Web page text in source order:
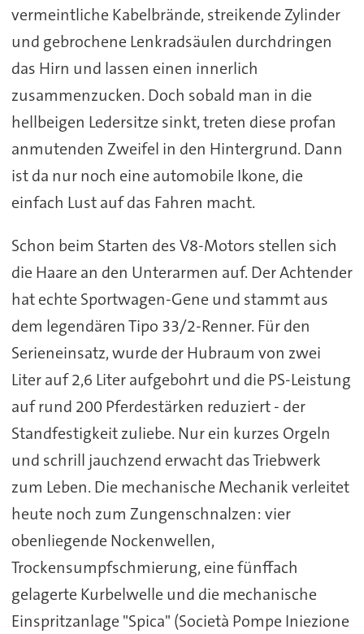
vermeintliche Kabelbrände, streikende Zylinder
und gebrochene Lenkradsäulen durchdringen
das Hirn und lassen einen innerlich
zusammenzucken. Doch sobald man in die
hellbeigen Ledersitze sinkt, treten diese profan
anmutenden Zweifel in den Hintergrund. Dann
ist da nur noch eine automobile Ikone, die
einfach Lust auf das Fahren macht.
Schon beim Starten des V8-Motors stellen sich
die Haare an den Unterarmen auf. Der Achtender
hat echte Sportwagen-Gene und stammt aus
dem legendären Tipo 33/2-Renner. Für den
Serieneinsatz, wurde der Hubraum von zwei
Liter auf 2,6 Liter aufgebohrt und die PS-Leistung
auf rund 200 Pferdestärken reduziert - der
Standfestigkeit zuliebe. Nur ein kurzes Orgeln
und schrill jauchzend erwacht das Triebwerk
zum Leben. Die mechanische Mechanik verleitet
heute noch zum Zungenschnalzen: vier
obenliegende Nockenwellen,
Trockensumpfschmierung, eine fünffach
gelagerte Kurbelwelle und die mechanische
Einspritzanlage "Spica" (Società Pompe Iniezione